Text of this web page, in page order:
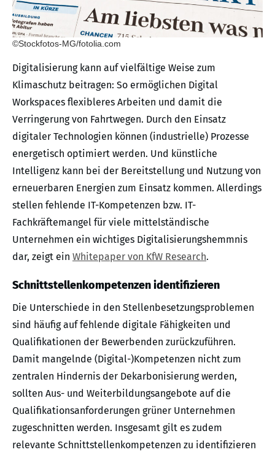
©Stockfotos-MG/fotolia.com
Digitalisierung kann auf vielfältige Weise zum
Klimaschutz beitragen: So ermöglichen Digital
Workspaces flexibleres Arbeiten und damit die
Verringerung von Fahrtwegen. Durch den Einsatz
digitaler Technologien können (industrielle) Prozesse
energetisch optimiert werden. Und künstliche
Intelligenz kann bei der Bereitstellung und Nutzung von
erneuerbaren Energien zum Einsatz kommen. Allerdings
stellen fehlende IT-Kompetenzen bzw. IT-
Fachkräftemangel für viele mittelständische
Unternehmen ein wichtiges Digitalisierungshemmnis
dar, zeigt ein Whitepaper von KfW Research.
Schnittstellenkompetenzen identifizieren
Die Unterschiede in den Stellenbesetzungsproblemen
sind häufig auf fehlende digitale Fähigkeiten und
Qualifikationen der Bewerbenden zurückzuführen.
Damit mangelnde (Digital-)Kompetenzen nicht zum
zentralen Hindernis der Dekarbonisierung werden,
sollten Aus- und Weiterbildungsangebote auf die
Qualifikationsanforderungen grüner Unternehmen
zugeschnitten werden. Insgesamt gilt es zudem
relevante Schnittstellenkompetenzen zu identifizieren